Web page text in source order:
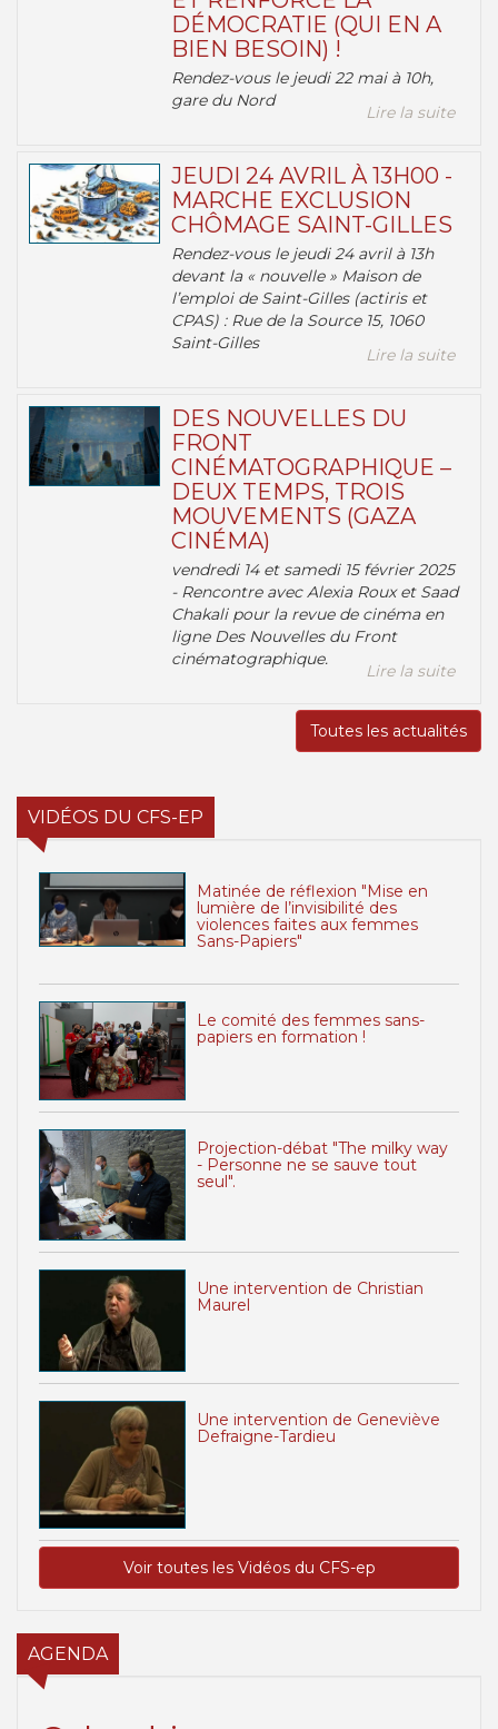
DÉMOCRATIE (QUI EN A
BIEN BESOIN) !
Rendez-vous le jeudi 22 mai à 10h,
gare du Nord
Lire la suite
JEUDI 24 AVRIL À 13H00 -
MARCHE EXCLUSION
CHÔMAGE SAINT-GILLES
Rendez-vous le jeudi 24 avril à 13h
devant la « nouvelle » Maison de
l’emploi de Saint-Gilles (actiris et
CPAS) : Rue de la Source 15, 1060
Saint-Gilles
Lire la suite
DES NOUVELLES DU
FRONT
CINÉMATOGRAPHIQUE –
DEUX TEMPS, TROIS
MOUVEMENTS (GAZA
CINÉMA)
vendredi 14 et samedi 15 février 2025
- Rencontre avec Alexia Roux et Saad
Chakali pour la revue de cinéma en
ligne Des Nouvelles du Front
cinématographique.
Lire la suite
Toutes les actualités
VIDÉOS DU CFS-EP
Matinée de réflexion "Mise en
lumière de l’invisibilité des
violences faites aux femmes
Sans-Papiers"
Le comité des femmes sans-
papiers en formation !
Projection-débat "The milky way
- Personne ne se sauve tout
seul".
Une intervention de Christian
Maurel
Une intervention de Geneviève
Defraigne-Tardieu
Voir toutes les Vidéos du CFS-ep
AGENDA